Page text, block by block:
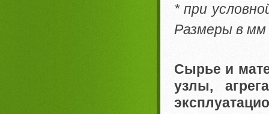
* при
Размеры в мм
Сырье и
узлы,